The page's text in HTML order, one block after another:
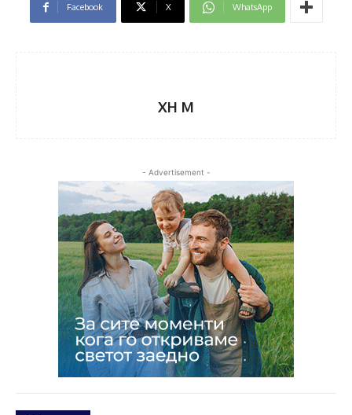
Facebook X WhatsApp
XH M
- Advertisement -